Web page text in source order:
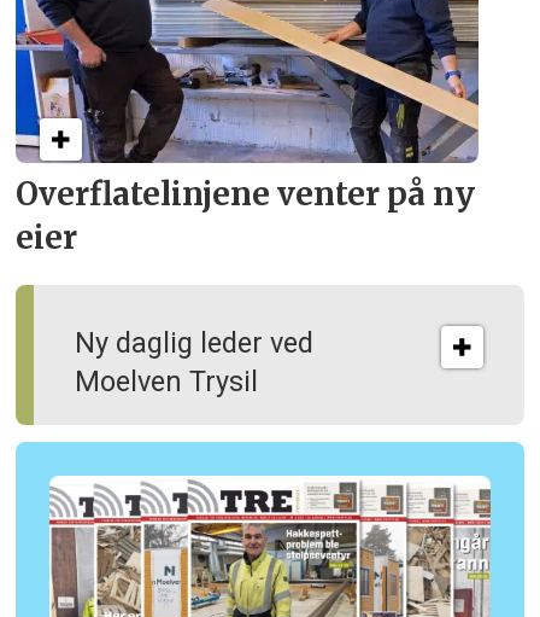
Overflate­linjene venter på ny
eier
Ny daglig leder ved
Moelven Trysil